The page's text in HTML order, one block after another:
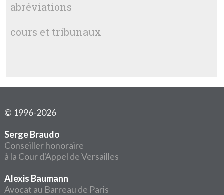
abréviations
cours et tribunaux
© 1996-2026
Serge Braudo
Conseiller honoraire
à la Cour d'Appel de Versailles
Alexis Baumann
Avocat au Barreau de Paris